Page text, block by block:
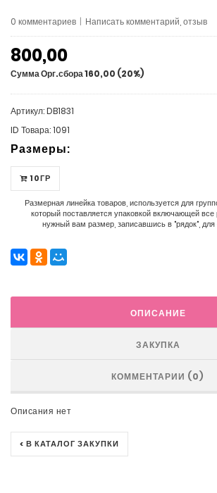
0 комментариев | Написать комментарий, отзыв
800,00
Сумма Орг.сбора 160,00 (20%)
Артикул: DB1831
ID Товара: 1091
Размеры:
10ГР
Размерная линейка товаров, используется для
который поставляется упаковкой включающей
нужный вам размер, записавшись в "рядок", для
ОПИСАНИЕ
ЗАКУПКА
КОММЕНТАРИИ (0)
Описания нет
< В КАТАЛОГ ЗАКУПКИ